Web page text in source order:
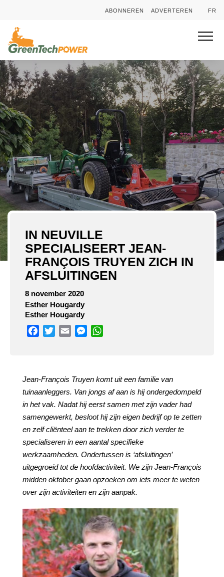
ABONNEREN ADVERTEREN FR
IN NEUVILLE
SPECIALISEERT JEAN-
FRANÇOIS TRUYEN ZICH IN
AFSLUITINGEN
8 november 2020
Esther Hougardy
Esther Hougardy
Facebook
TwitterEmail Messenger
Jean-François Truyen komt uit een familie van
tuinaanleggers. Van jongs af aan is hij ondergedompeld
in het vak. Nadat hij eerst samen met zijn vader had
samengewerkt, besloot hij zijn eigen bedrijf op te zetten
en zelf cliënteel aan te trekken door zich verder te
specialiseren in een aantal specifieke
werkzaamheden. Ondertussen is ‘afsluitingen’
uitgegroeid tot de hoofdactiviteit. We zijn Jean-François
midden oktober gaan opzoeken om iets meer te weten
over zijn activiteiten en zijn aanpak.